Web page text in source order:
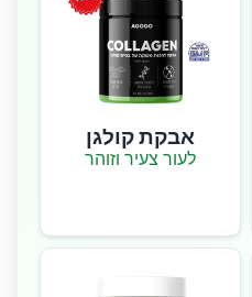
אבקת קולגן
לעור צעיר וזוהר